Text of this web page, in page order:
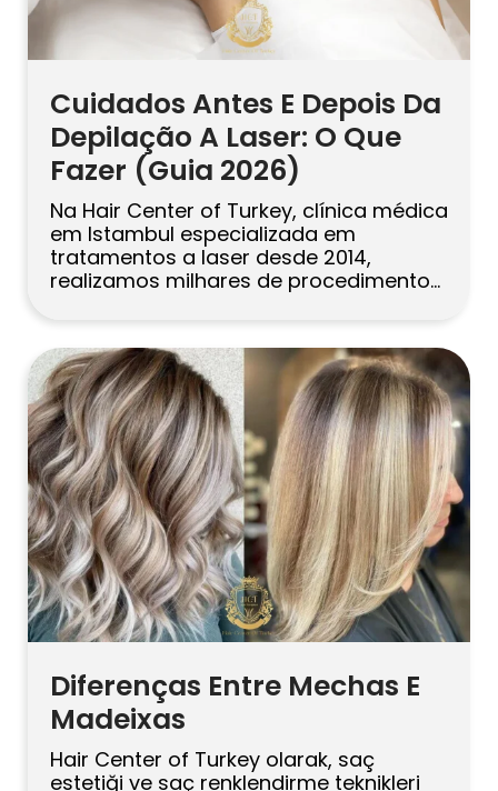
Cuidados Antes E Depois Da
Depilação A Laser: O Que
Fazer (Guia 2026)
Na Hair Center of Turkey, clínica médica
em Istambul especializada em
tratamentos a laser desde 2014,
realizamos milhares de procedimentos
equipe explica quais cuidados você
deve tomar antes e depois da
depilação a laser para obter
resultados seguros, eficazes e
duradouros. O Que Considerar Antes e
Depois da Depilação […]
Diferenças Entre Mechas E
Madeixas
Hair Center of Turkey olarak, saç
estetiği ve saç renklendirme teknikleri